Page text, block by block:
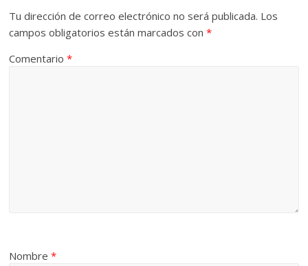
Tu dirección de correo electrónico no será publicada. Los
campos obligatorios están marcados con*
Comentario*
Nombre*